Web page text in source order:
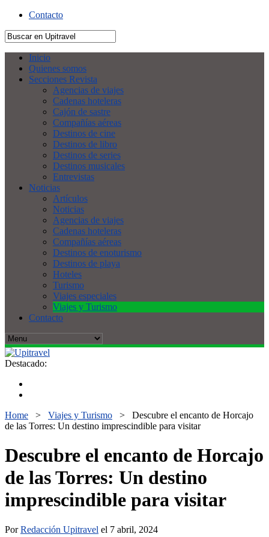
Contacto
Inicio
Quienes somos
Secciones Revista
Agencias de viajes
Cadenas hoteleras
Cajón de sastre
Compañías aéreas
Destinos de cine
Destinos de libro
Destinos de series
Destinos musicales
Entrevistas
Noticias
Artículos
Noticias
Agencias de viajes
Cadenas hoteleras
Compañías aéreas
Destinos de enoturismo
Destinos de playa
Hoteles
Turismo
Viajes especiales
Viajes y Turismo
Contacto
Destacado:
Home > Viajes y Turismo > Descubre el encanto de Horcajo
de las Torres: Un destino imprescindible para visitar
Descubre el encanto de Horcajo
de las Torres: Un destino
imprescindible para visitar
PorRedacción Upitravel el 7 abril, 2024